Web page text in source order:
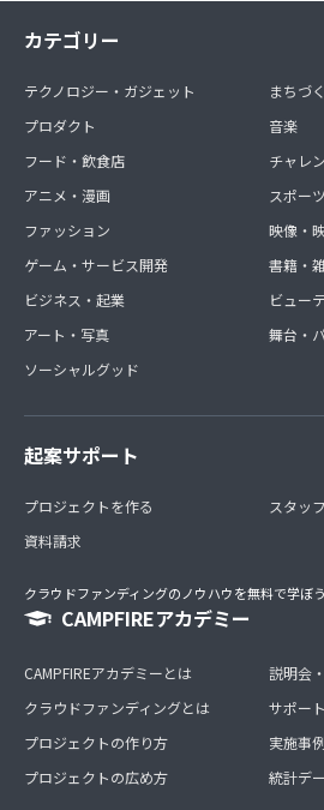
カテゴリー
テクノロジー・ガジェット
プロダクト
フード・飲食店
アニメ・漫画
ファッション
ゲーム・サービス開発
ビジネス・起業
アート・写真
ソーシャルグッド
まちづ
音楽
チャレ
スポーツ
映像・
書籍・
ビュー
舞台・
起案サポート
プロジェクトを作る
資料請求
スタッ
クラウドファンディングのノウハウを無料で学ぼう
CAMPFIREアカデミー
CAMPFIREアカデミーとは
クラウドファンディングとは
プロジェクトの作り方
プロジェクトの広め方
説明会
サポー
実施事例
統計デ